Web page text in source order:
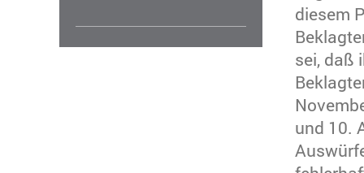
diesem
sei, daß
und 10.